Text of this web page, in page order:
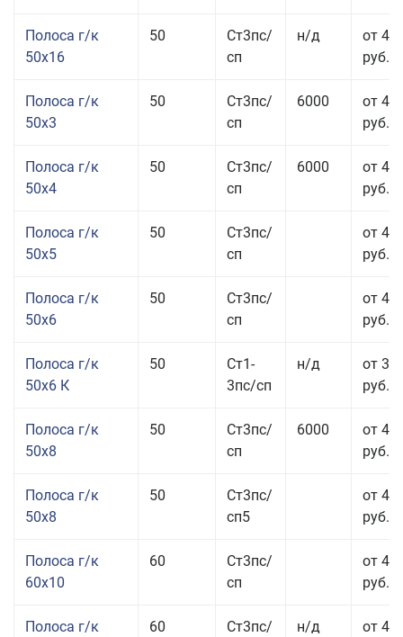
Полоса г/к
50x16
50
Ст3пс/
сп
н/д
от 49
руб.
Полоса г/к
50x3
50
Ст3пс/
сп
6000
от 47
руб.
Полоса г/к
50x4
50
Ст3пс/
сп
6000
от 45
руб.
Полоса г/к
50x5
50
Ст3пс/
сп
от 43
руб.
Полоса г/к
50x6
50
Ст3пс/
сп
от 42
руб.
Полоса г/к
50x6 К
50
Ст1-
3пс/сп
н/д
от 35
руб.
Полоса г/к
50x8
50
Ст3пс/
сп
6000
от 45
руб.
Полоса г/к
50x8
50
Ст3пс/
сп5
от 45
руб.
Полоса г/к
60x10
60
Ст3пс/
сп
от 41
руб.
Полоса г/к
60
Ст3пс/
н/д
от 44